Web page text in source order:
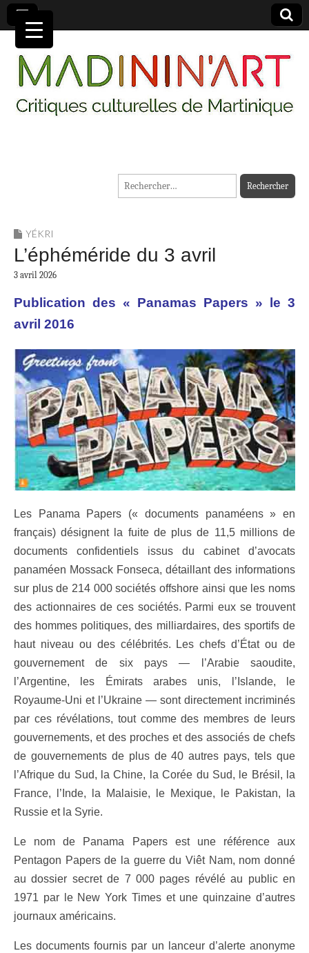
MADININ'ART
Rechercher :
YÉKRI
L’éphéméride du 3 avril
3 avril 2026
Publication des « Panamas Papers » le 3
avril 2016
Les Panama Papers (« documents panaméens » en
français) désignent la fuite de plus de 11,5 millions de
documents confidentiels issus du cabinet d’avocats
panaméen Mossack Fonseca, détaillant des informations
sur plus de 214 000 sociétés offshore ainsi que les noms
des actionnaires de ces sociétés. Parmi eux se trouvent
des hommes politiques, des milliardaires, des sportifs de
haut niveau ou des célébrités. Les chefs d’État ou de
gouvernement de six pays — l’Arabie saoudite,
l’Argentine, les Émirats arabes unis, l’Islande, le
Royaume-Uni et l’Ukraine — sont directement incriminés
par ces révélations, tout comme des membres de leurs
gouvernements, et des proches et des associés de chefs
de gouvernements de plus de 40 autres pays, tels que
l’Afrique du Sud, la Chine, la Corée du Sud, le Brésil, la
France, l’Inde, la Malaisie, le Mexique, le Pakistan, la
Russie et la Syrie.
Le nom de Panama Papers est une référence aux
Pentagon Papers de la guerre du Viêt Nam, nom donné
au dossier secret de 7 000 pages révélé au public en
1971 par le New York Times et une quinzaine d’autres
journaux américains.
Les documents fournis par un lanceur d’alerte anonyme